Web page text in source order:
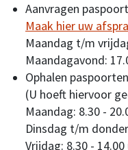
Aanvragen
Maak hier uw
Maandag t/m
Maandagavond:
Ophalen
(U hoeft hiervoor
Maandag: 8.30 -
Dinsdag t/m
Vrijdag: 8.30 - 14.00